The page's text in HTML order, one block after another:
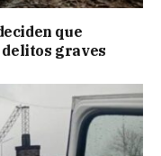
que
graves